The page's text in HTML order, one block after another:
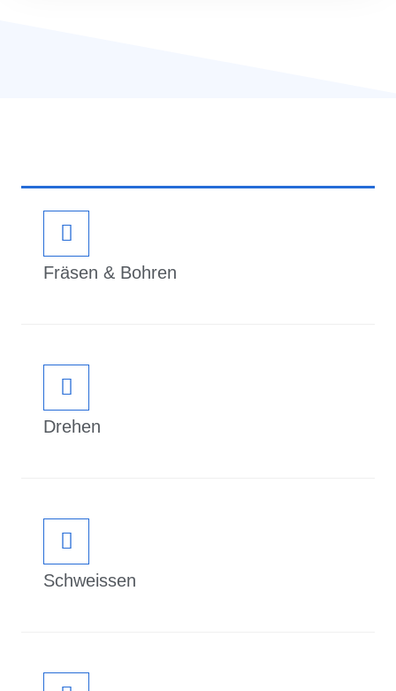
Fräsen & Bohren
Drehen
Schweissen